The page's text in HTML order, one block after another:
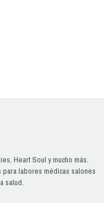
Heart Soul y mucho más.
para labores médicas salones
salud.